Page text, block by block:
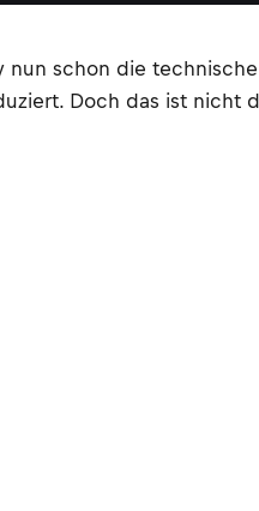
nun schon die
Doch das ist nicht